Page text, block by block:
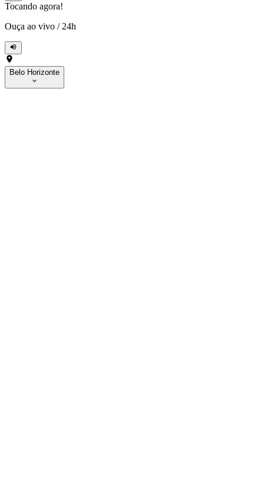
Tocando agora!
Ouça ao vivo / 24h
Belo Horizonte